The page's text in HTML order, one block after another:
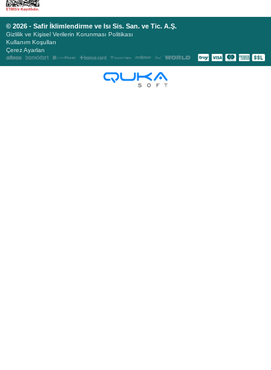
© 2026 - Safir İklimlendirme ve Isı Sis. San. ve Tic. A.Ş.
Gizlilik ve Kişisel Verilerin Korunması Politikası
Kullanım Koşulları
Çerez Ayarları